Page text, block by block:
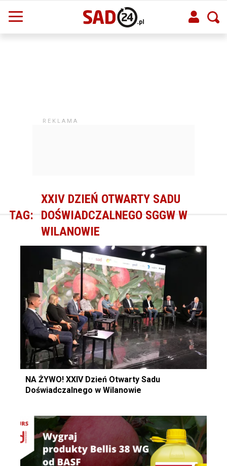
TAG:
XXIV DZIEŃ OTWARTY SADU
DOŚWIADCZALNEGO SGGW W
WILANOWIE
NA ŻYWO! XXIV Dzień Otwarty Sadu
Doświadczalnego w Wilanowie